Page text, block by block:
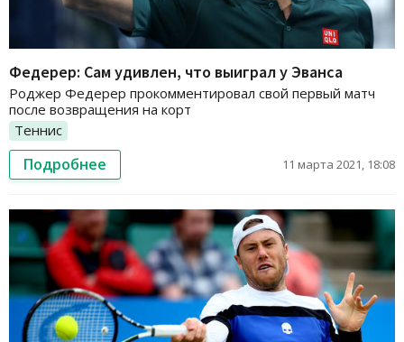
Федерер: Сам удивлен, что выиграл у Эванса
Роджер Федерер прокомментировал свой первый матч
после возвращения на корт
Теннис
Подробнее 11 марта 2021, 18:08